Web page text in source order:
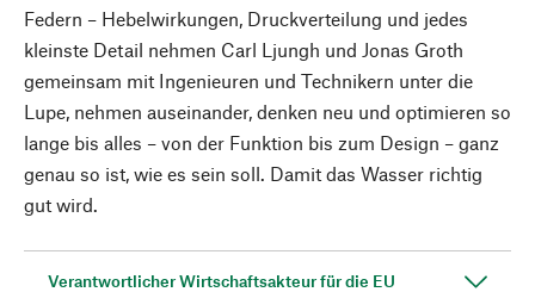
Federn – Hebelwirkungen, Druckverteilung und jedes
kleinste Detail nehmen Carl Ljungh und Jonas Groth
gemeinsam mit Ingenieuren und Technikern unter die
Lupe, nehmen auseinander, denken neu und optimieren so
lange bis alles – von der Funktion bis zum Design – ganz
genau so ist, wie es sein soll. Damit das Wasser richtig
gut wird.
Verantwortlicher Wirtschaftsakteur für die EU